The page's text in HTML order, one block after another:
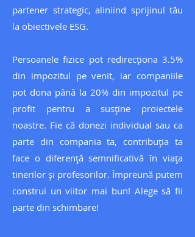
partener strategic, aliniind sprijinul tău
la obiectivele ESG.
Persoanele fizice pot redirecționa 3.5%
din impozitul pe venit, iar companiile
pot dona până la 20% din impozitul pe
profit pentru a susține proiectele
noastre. Fie că donezi individual sau ca
parte din compania ta, contribuția ta
face o diferență semnificativă în viața
tinerilor și profesorilor. Împreună putem
construi un viitor mai bun! Alege să fii
parte din schimbare!